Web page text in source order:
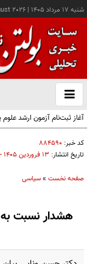
شنبه ۱۷ مرداد ۱۴۰۵ |
2026
باز
و
آغاز ثبت‌نام آزمون ارشد علوم
کد خبر: ۸۸۴۵۹۰
تاریخ انتشار: ۱۳ فروردين ۱۴۰۵ - ۱۰:۵۲
صفحه نخست »سیاسی
هشدار نسبت به